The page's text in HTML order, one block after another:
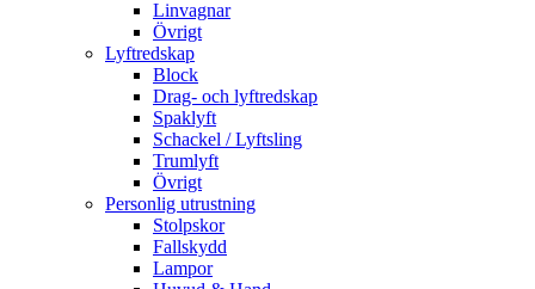
Linvagnar
Övrigt
Lyftredskap
Block
Drag- och lyftredskap
Spaklyft
Schackel / Lyftsling
Trumlyft
Övrigt
Personlig utrustning
Stolpskor
Fallskydd
Lampor